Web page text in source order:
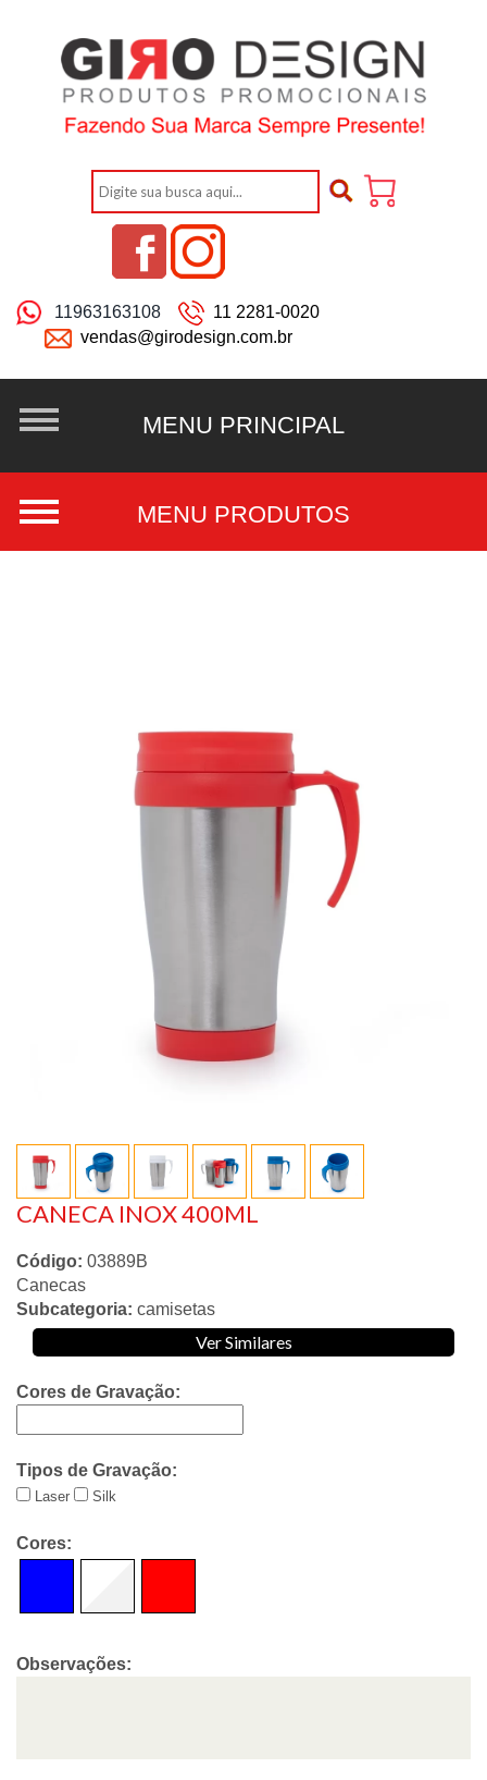
11963163108
11 2281-0020
vendas@girodesign.com.br
CANECA INOX 400ML
Código: 03889B
Canecas
Subcategoria: camisetas
Ver Similares
Cores de Gravação:
Tipos de Gravação:
Laser Silk
Cores:
Observações: